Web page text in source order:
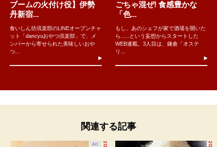
ブームの火付け役】伊勢
丹新宿...
食いしん坊倶楽部のLINEオープンチャ
ット「dancyuおやつ倶楽部」で、メ
ンバーから寄せられた美味しいおや
つ...
ごちゃ混ぜ! 食感豊かな
「色...
もし、あのシェフが家で酒場を開いた
ら......という妄想からスタートした
WEB連載。3人目は、鎌倉「オステ
リ...
関連する記事
AD